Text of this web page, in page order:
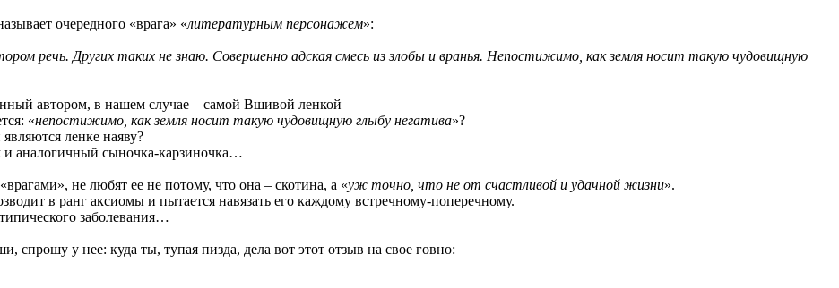
очередного «врага» «литературным персонажем»:
речь. Других таких не знаю. Совершенно адская смесь из злобы и вранья. Непостижимо, как земля носит такую чудовищную
автором, в нашем случае – самой Вшивой ленкой
«непостижимо, как земля носит такую чудовищную глыбу негатива»?
ленке наяву?
и аналогичный сыночка-карзиночка…
не любят ее не потому, что она – скотина, а «уж точно, что не от счастливой и удачной жизни».
в ранг аксиомы и пытается навязать его каждому встречному-поперечному.
заболевания…
спрошу у нее: куда ты, тупая пизда, дела вот этот отзыв на свое говно: